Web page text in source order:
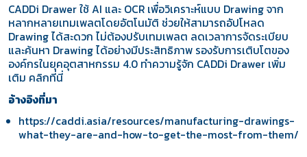
CADDi Drawerใช้ AI และ OCR เพื่อวิเคราะห์แบบ Drawing จาก
หลากหลายเทมเพลตโดยอัตโนมัติ ช่วยให้สามารถอัปโหลด
Drawing ได้สะดวก ไม่ต้องปรับเทมเพลต ลดเวลาการจัดระเบียบ
และค้นหา Drawing ได้อย่างมีประสิทธิภาพ รองรับการเติบโตของ
องค์กรในยุคอุตสาหกรรม 4.0 ทำความรู้จัก CADDi Drawer เพิ่ม
เติม คลิกที่นี่
อ้างอิงที่มา
https://caddi.asia/resources/manufacturing-drawings-
what-they-are-and-how-to-get-the-most-from-them/